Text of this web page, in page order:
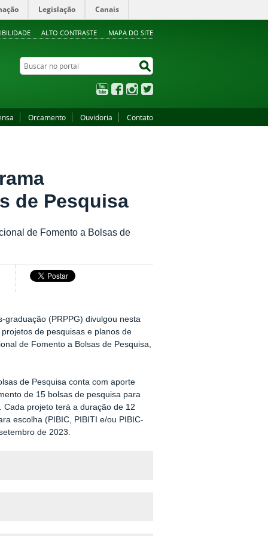
ALTO CONTRASTE MAPA DO SITE
Legislação Canais
Buscar no portal
YouTubeFacebookInstagram
Orcamento Ouvidoria Contato
de Pesquisa
de Fomento a Bolsas de
graduação (PRPPG) divulgou nesta
de pesquisas e planos de
de Fomento a Bolsas de Pesquisa,
de Pesquisa conta com aporte
de 15 bolsas de pesquisa para
projeto terá a duração de 12
escolha (PIBIC, PIBITI e/ou PIBIC-
de 2023.